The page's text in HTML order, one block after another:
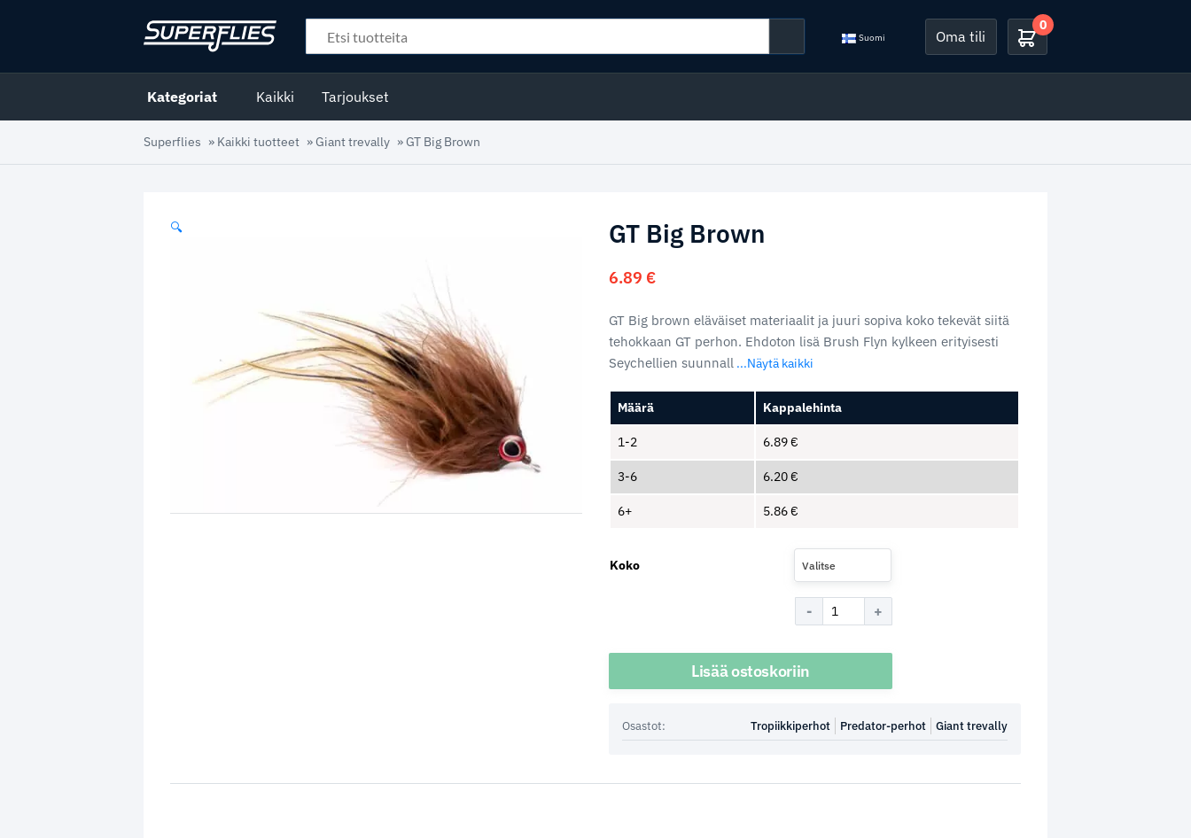
Suomi Oma tili
0
Kategoriat Kaikki Tarjoukset
Superflies » Kaikki tuotteet » Giant trevally » GT Big Brown
🔍 GT Big Brown
6.89 €
GT Big brown eläväiset materiaalit ja juuri sopiva koko tekevät siitä
tehokkaan GT perhon. Ehdoton lisä Brush Flyn kylkeen erityisesti
Seychellien suunnall ...Näytä kaikki
Määrä Kappalehinta
1-2 6.89€
3-6 6.20€
6+ 5.86€
Koko Valitse
Lisää ostoskoriin
Osastot: Giant trevally
Predator-perhot
Tropiikkiperhot